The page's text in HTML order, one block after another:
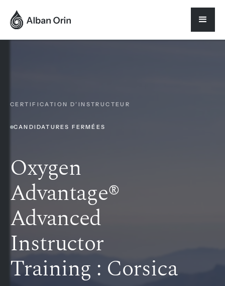
CERTIFICATION D’INSTRUCTEUR
CANDIDATURES FERMÉES
Oxygen
Advantage®
Advanced
Instructor
Training : Corsica